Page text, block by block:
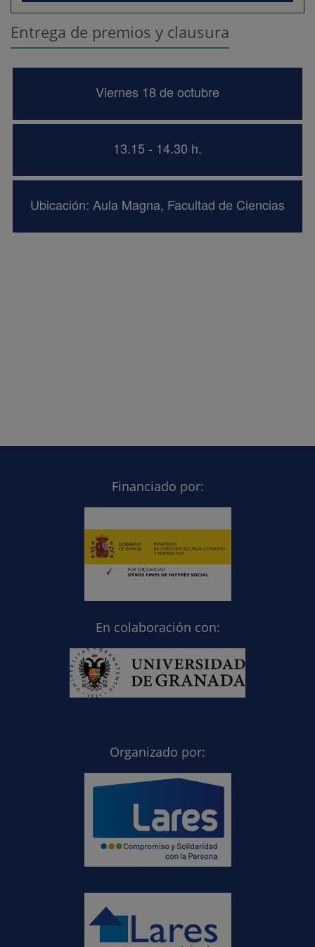
Entrega de premios y clausura
Viernes 18 de octubre
13.15 - 14.30 h.
Ubicación: Aula Magna, Facultad de Ciencias
Financiado por:
En colaboración con:
Organizado por: